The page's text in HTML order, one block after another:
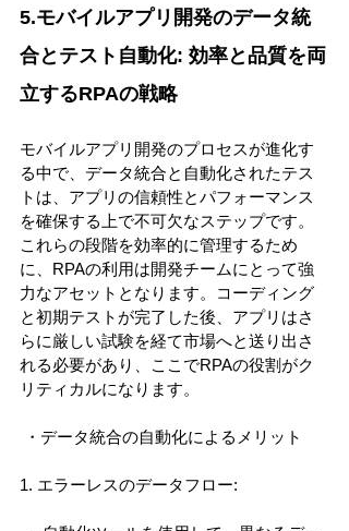
5.モバイルアプリ開発のデータ統
合とテスト自動化: 効率と品質を両
立するRPAの戦略
モバイルアプリ開発のプロセスが進化す
る中で、データ統合と自動化されたテス
トは、アプリの信頼性とパフォーマンス
を確保する上で不可欠なステップです。
これらの段階を効率的に管理するため
に、RPAの利用は開発チームにとって強
力なアセットとなります。コーディング
と初期テストが完了した後、アプリはさ
らに厳しい試験を経て市場へと送り出さ
れる必要があり、ここでRPAの役割がク
リティカルになります。
・データ統合の自動化によるメリット
1. エラーレスのデータフロー: